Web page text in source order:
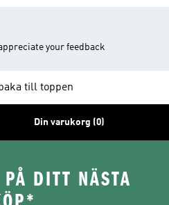
your feedback
till toppen
Din varukorg (0)
DITT NÄSTA